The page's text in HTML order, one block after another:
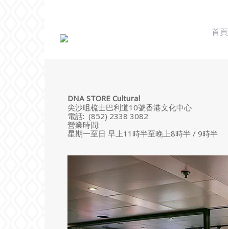
首頁
DNA STORE Cultural
尖沙咀梳士巴利道10號香港文化中心
電話: (852) 2338 3082
營業時間:
星期一至日 早上11時半至晚上8時半 / 9時半